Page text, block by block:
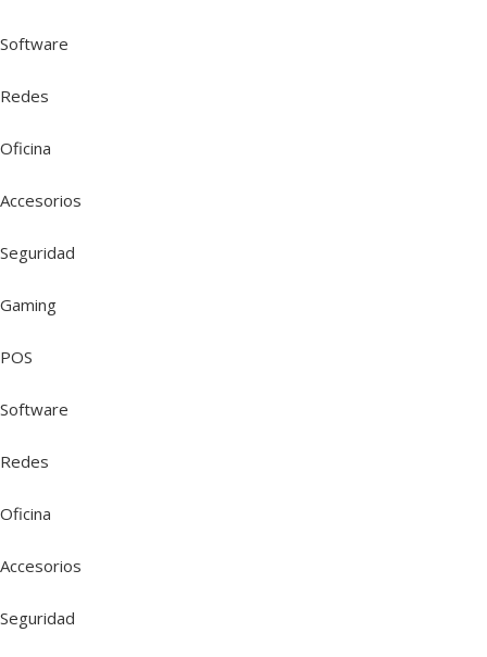
Software
Redes
Oficina
Accesorios
Seguridad
Gaming
POS
Software
Redes
Oficina
Accesorios
Seguridad